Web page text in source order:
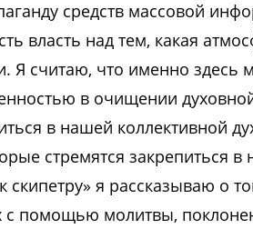
средств массовой
власть над тем, какая
Я считаю, что именно
в очищении
в нашей коллективной
стремятся закрепиться
я рассказываю о
с помощью молитвы,